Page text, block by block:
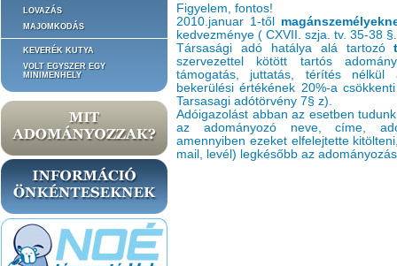
LOVAZÁS
MAJOMKODÁS
KEVERÉK KUTYA
VOLT EGYSZER EGY
MINIMENHELY
Figyelem, fontos!
2010.januar 1-től
kedvezménye ( CXVII. szja. tv. 35-38
Társasági adó hatálya alá tartozó
szervezettel kötött tartós
támogatás, juttatás, térítés nélkül
bekerülési értékének 20%-a
Tarsasagi adótörvény 7§ z).
Adóigazolást abban az esetben
az adományozó neve, címe,
amennyiben ezeket elfelejtette
mail, levél) legkésőbb az